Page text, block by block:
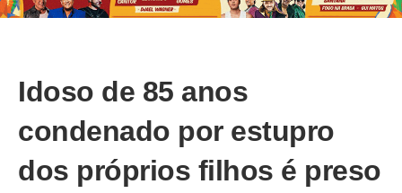
Idoso de 85 anos
condenado por estupro
dos próprios filhos é preso